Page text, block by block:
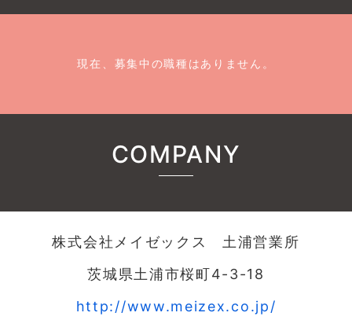
現在、募集中の職種はありません。
COMPANY
株式会社メイゼックス 土浦営業所
茨城県土浦市桜町4-3-18
http://www.meizex.co.jp/